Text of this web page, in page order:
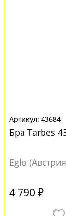
43684
Бра Tarbes
Eglo
4 790 ₽